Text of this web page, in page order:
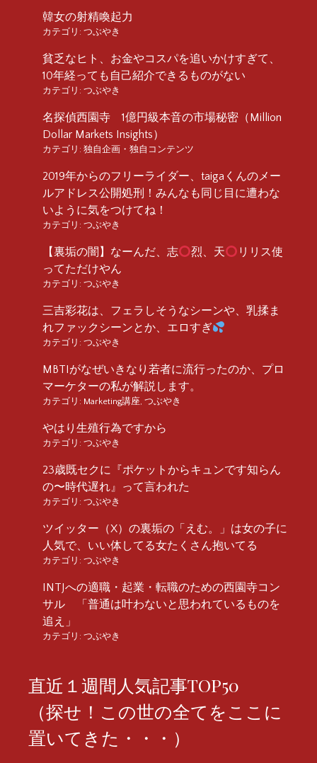
韓女の射精喚起力
カテゴリ: つぶやき
貧乏なヒト、お金やコスパを追いかけすぎて、
10年経っても自己紹介できるものがない
カテゴリ: つぶやき
名探偵西園寺 1億円級本音の市場秘密（Million
Dollar Markets Insights）
カテゴリ: 独自企画・独自コンテンツ
2019年からのフリーライダー、taigaくんのメー
ルアドレス公開処刑！みんなも同じ目に遭わな
いように気をつけてね！
カテゴリ: つぶやき
【裏垢の闇】なーんだ、志 烈、天
リリス使
ってただけやん
カテゴリ: つぶやき
三吉彩花は、フェラしそうなシーンや、乳揉ま
れファックシーンとか、エロすぎ
カテゴリ: つぶやき
MBTIがなぜいきなり若者に流行ったのか、プロ
マーケターの私が解説します。
カテゴリ: Marketing講座, つぶやき
やはり生殖行為ですから
カテゴリ: つぶやき
23歳既セクに『ポケットからキュンです知らん
の〜時代遅れ』って言われた
カテゴリ: つぶやき
ツイッター（X）の裏垢の「えむ。」は女の子に
人気で、いい体してる女たくさん抱いてる
カテゴリ: つぶやき
INTJへの適職・起業・転職のための西園寺コン
サル 「普通は叶わないと思われているものを
追え」
カテゴリ: つぶやき
直近１週間人気記事TOP50
（探せ！この世の全てをここに
置いてきた・・・）